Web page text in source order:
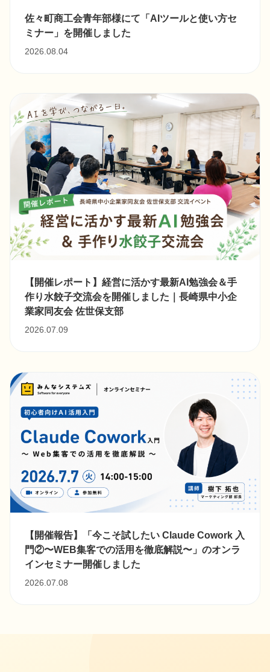
佐々町商工会青年部様にて「AIツールと使い方セ
ミナー」を開催しました
2026.08.04
【開催レポート】経営に活かす最新AI勉強会＆手
作り水餃子交流会を開催しました｜長崎県中小企
業家同友会 佐世保支部
2026.07.09
【開催報告】「今こそ試したい Claude Cowork 入
門②〜WEB集客での活用を徹底解説〜」のオンラ
インセミナー開催しました
2026.07.08